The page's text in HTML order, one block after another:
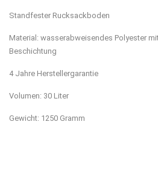
Standfester Rucksackboden
Material: wasserabweisendes Polyester
Beschichtung
4 Jahre Herstellergarantie
Volumen: 30 Liter
Gewicht: 1250 Gramm